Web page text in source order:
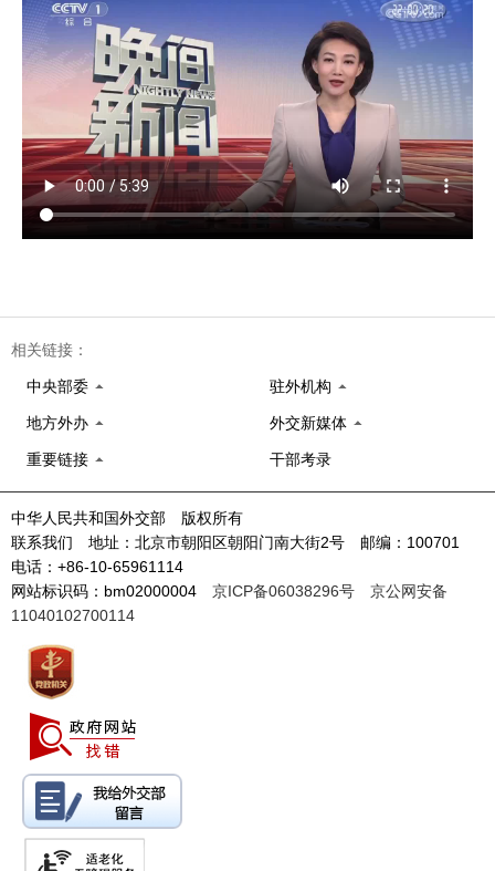
相关链接：
中央部委 驻外机构
地方外办 外交新媒体
重要链接 干部考录
中华人民共和国外交部 版权所有
联系我们 地址：北京市朝阳区朝阳门南大街2号 邮编：100701
电话：+86-10-65961114
网站标识码：bm02000004 京ICP备06038296号
京公网安备
11040102700114